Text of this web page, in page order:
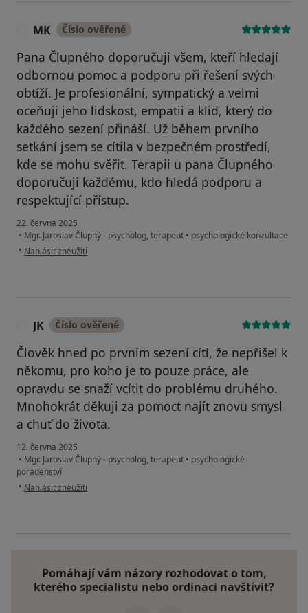
MK Číslo ověřené
Pana Člupného doporučuji všem, kteří hledají
odbornou pomoc a podporu při řešení svých
obtíží. Je profesionální, sympatický a velmi
oceňuji jeho lidskost, empatii a klid, který do
každého sezení přináší. Už během prvního
setkání jsem se cítila v bezpečném prostředí,
kde se mohu svěřit. Terapii u pana Člupného
doporučuji každému, kdo hledá podporu a
respektující přístup.
22. června 2025
• Mgr. Jaroslav Člupný - psycholog, terapeut • psychologické konzultace
• podle názoru uživatele MK
Nahlásit zneužití
JK Číslo ověřené
Člověk hned po prvním sezení cítí, že nepřišel k
někomu, pro koho je to pouze práce, ale
opravdu se snaží vcítit do problému druhého.
Mnohokrát děkuji za pomoct najít znovu smysl
a chuť do života.
12. června 2025
• Mgr. Jaroslav Člupný - psycholog, terapeut • psychologické
poradenství
• podle názoru uživatele JK
Nahlásit zneužití
Pomáhají vám názory rozhodovat o tom,
kterého specialistu nebo ordinaci navštívit?